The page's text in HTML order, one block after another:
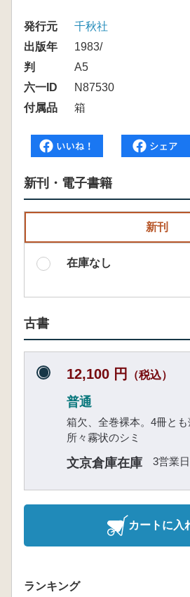
発行元
千秋社
出版年
1983/
判
A5
六一ID
N87530
付属品
箱
新刊・電子書籍
新刊
在庫なし
古書
12,100 円 （税込）
普通
箱欠、全巻裸本。4冊と
所々霧状のシミ
文京倉庫在庫 3営業
カートに入
ランキング